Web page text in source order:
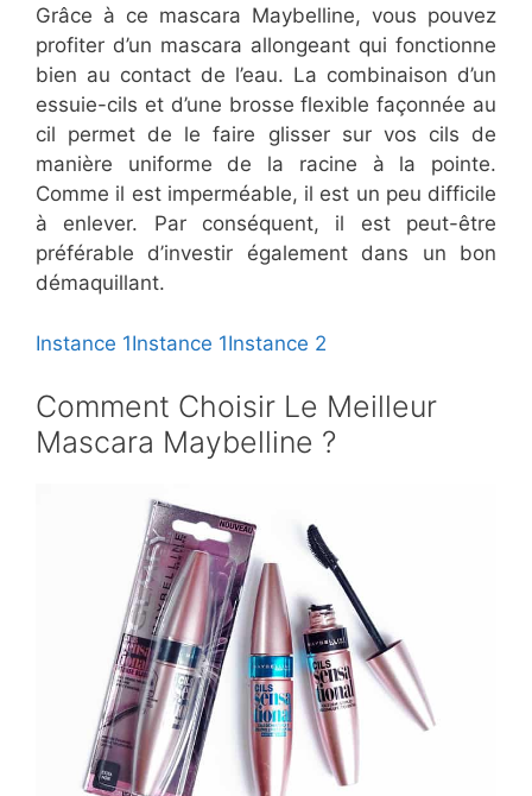
Grâce à ce mascara Maybelline, vous pouvez
profiter d’un mascara allongeant qui fonctionne
bien au contact de l’eau. La combinaison d’un
essuie-cils et d’une brosse flexible façonnée au
cil permet de le faire glisser sur vos cils de
manière uniforme de la racine à la pointe.
Comme il est imperméable, il est un peu difficile
à enlever. Par conséquent, il est peut-être
préférable d’investir également dans un bon
démaquillant.
Instance 1Instance 1Instance 2
Comment Choisir Le Meilleur
Mascara Maybelline ?